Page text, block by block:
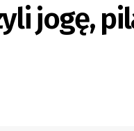
jogę,